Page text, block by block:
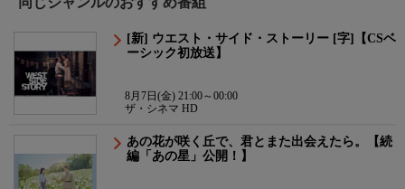
[新] ウエスト・サイド・ストーリー [字]【CSベ
ーシック初放送】
8月7日(金) 21:00～00:00
ザ・シネマ HD
あの花が咲く丘で、君とまた出会えたら。【続
編「あの星」公開！】